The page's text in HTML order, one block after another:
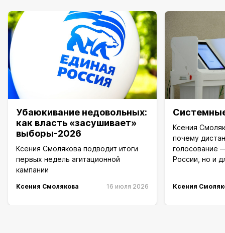
Убаюкивание недовольных:
как власть «засушивает»
выборы-2026
Ксения Смолякова подводит итоги
первых недель агитационной
кампании
Ксения Смолякова 16 июля 2026
Ксения
почему
голосование
России, но и
Ксения